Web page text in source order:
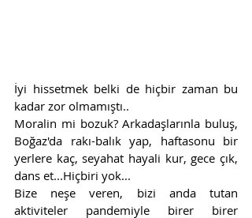
İyi hissetmek belki de hiçbir zaman bu
kadar zor olmamıştı..
Moralin mi bozuk? Arkadaşlarınla buluş,
Boğaz'da rakı-balık yap, haftasonu bir
yerlere kaç, seyahat hayali kur, gece çık,
dans et...Hiçbiri yok...
Bize neşe veren, bizi anda tutan
aktiviteler pandemiyle birer birer